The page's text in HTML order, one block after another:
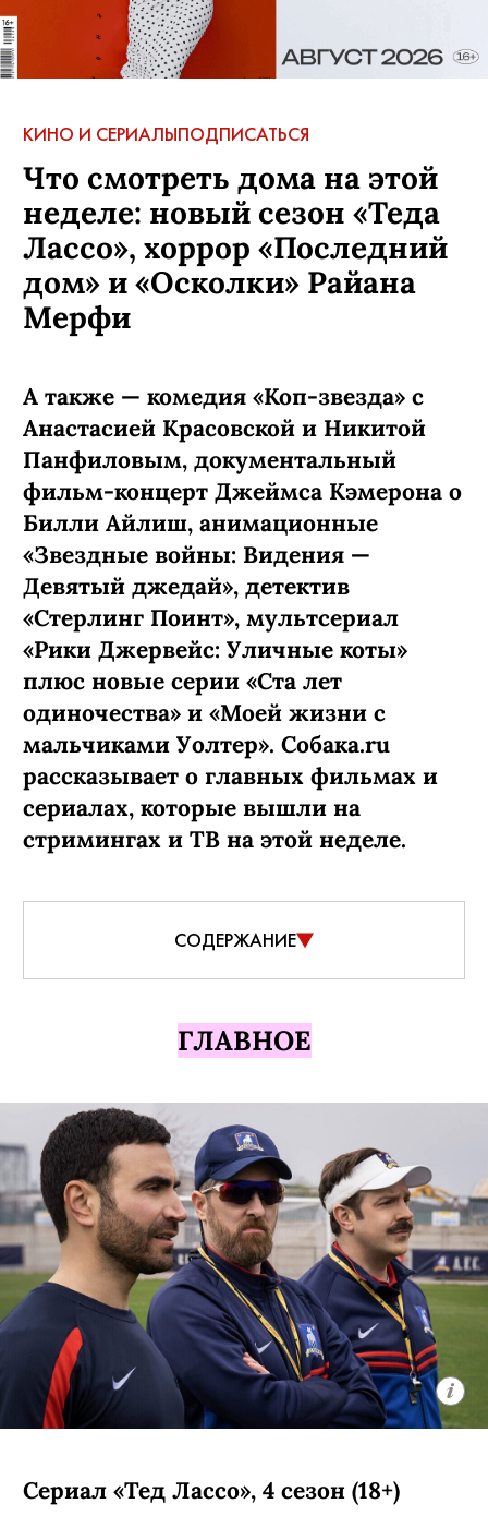
КИНО И СЕРИАЛЫПОДПИСАТЬСЯ
Что смотреть дома на этой
неделе: новый сезон «Теда
Лассо», хоррор «Последний
дом» и «Осколки» Райана
Мерфи
А также — комедия «Коп-звезда» с
Анастасией Красовской и Никитой
Панфиловым, документальный
фильм-концерт Джеймса Кэмерона о
Билли Айлиш, анимационные
«Звездные войны: Видения —
Девятый джедай», детектив
«Стерлинг Поинт», мультсериал
«Рики Джервейс: Уличные коты»
плюс новые серии «Ста лет
одиночества» и «Моей жизни с
мальчиками Уолтер». Собака.ru
рассказывает о главных фильмах и
сериалах, которые вышли на
стримингах и ТВ на этой неделе.
СОДЕРЖАНИЕ
ГЛАВНОЕ
Сериал «Тед Лассо», 4 сезон (18+)